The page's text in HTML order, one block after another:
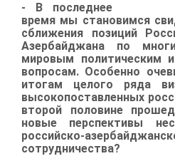
- В последнее
время мы становимся
сближения позиций
Азербайджана по
мировым политическим
вопросам. Особенно
итогам целого ряда
высокопоставленных
второй половине
новые перспективы
российско-
сотрудничества?